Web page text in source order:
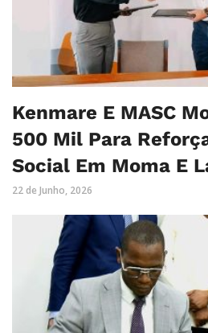
Kenmare E MASC
500 Mil Para
Social Em Moma E
22 de Junho, 2026